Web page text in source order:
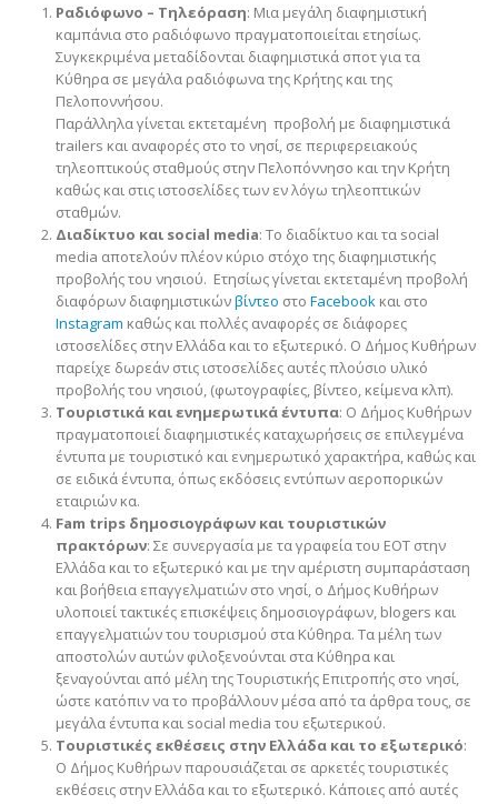
Ραδιόφωνο – Τηλεόραση: Μια μεγάλη διαφημιστική
καμπάνια στο ραδιόφωνο πραγματοποιείται ετησίως.
Συγκεκριμένα μεταδίδονται διαφημιστικά σποτ για τα
Κύθηρα σε μεγάλα ραδιόφωνα της Κρήτης και της
Πελοποννήσου.
Παράλληλα γίνεται εκτεταμένη προβολή με διαφημιστικά
trailers και αναφορές στο το νησί, σε περιφερειακούς
τηλεοπτικούς σταθμούς στην Πελοπόννησο και την Κρήτη
καθώς και στις ιστοσελίδες των εν λόγω τηλεοπτικών
σταθμών.
Διαδίκτυο και social media: Το διαδίκτυο και τα social
media αποτελούν πλέον κύριο στόχο της διαφημιστικής
προβολής του νησιού. Ετησίως γίνεται εκτεταμένη προβολή
διαφόρων διαφημιστικώνβίντεο στο Facebook και στο
Instagram καθώς και πολλές αναφορές σε διάφορες
ιστοσελίδες στην Ελλάδα και το εξωτερικό. Ο Δήμος Κυθήρων
παρείχε δωρεάν στις ιστοσελίδες αυτές πλούσιο υλικό
προβολής του νησιού, (φωτογραφίες, βίντεο, κείμενα κλπ).
Τουριστικά και ενημερωτικά έντυπα: Ο Δήμος Κυθήρων
πραγματοποιεί διαφημιστικές καταχωρήσεις σε επιλεγμένα
έντυπα με τουριστικό και ενημερωτικό χαρακτήρα, καθώς και
σε ειδικά έντυπα, όπως εκδόσεις εντύπων αεροπορικών
εταιριών κα.
Fam trips δημοσιογράφων και τουριστικών
πρακτόρων: Σε συνεργασία με τα γραφεία του ΕΟΤ στην
Ελλάδα και το εξωτερικό και με την αμέριστη συμπαράσταση
και βοήθεια επαγγελματιών στο νησί, ο Δήμος Κυθήρων
υλοποιεί τακτικές επισκέψεις δημοσιογράφων, blogers και
επαγγελματιών του τουρισμού στα Κύθηρα. Τα μέλη των
αποστολών αυτών φιλοξενούνται στα Κύθηρα και
ξεναγούνται από μέλη της Τουριστικής Επιτροπής στο νησί,
ώστε κατόπιν να το προβάλλουν μέσα από τα άρθρα τους, σε
μεγάλα έντυπα και social media του εξωτερικού.
Τουριστικές εκθέσεις στην Ελλάδα και το εξωτερικό:
Ο Δήμος Κυθήρων παρουσιάζεται σε αρκετές τουριστικές
εκθέσεις στην Ελλάδα και το εξωτερικό. Κάποιες από αυτές